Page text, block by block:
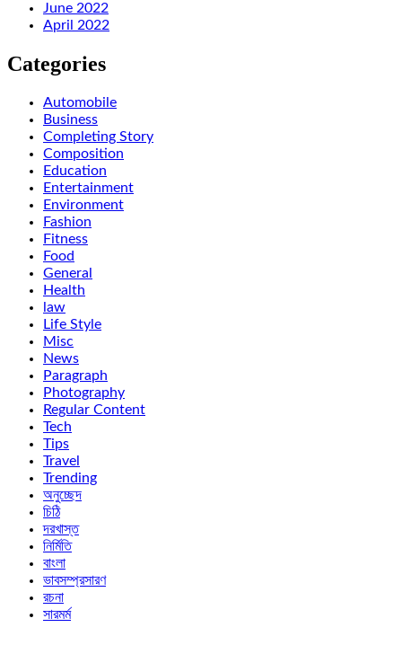
June 2022
April 2022
Categories
Automobile
Business
Completing Story
Composition
Education
Entertainment
Environment
Fashion
Fitness
Food
General
Health
law
Life Style
Misc
News
Paragraph
Photography
Regular Content
Tech
Tips
Travel
Trending
অনুচ্ছেদ
চিঠি
দরখাস্ত
নির্মিতি
বাংলা
ভাবসম্প্রসারণ
রচনা
সারমর্ম